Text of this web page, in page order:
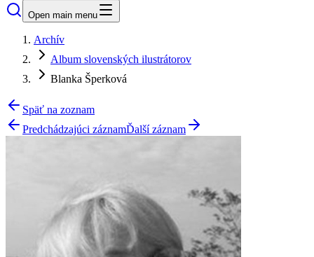
Open main menu
Archív
Album slovenských ilustrátorov
Blanka Šperková
Späť na zoznam
Predchádzajúci záznamĎalší záznam